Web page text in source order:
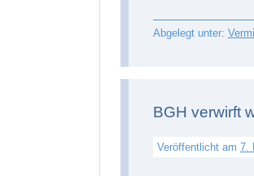
Abgelegt unter:
BGH verwirft
Veröffentlicht am 7.